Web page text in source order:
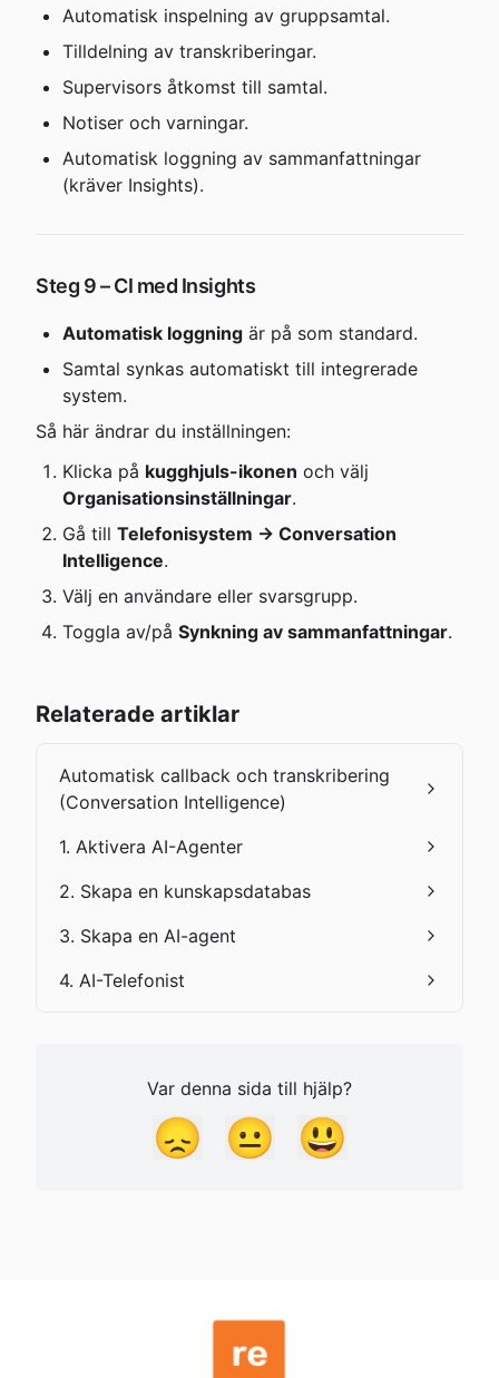
Automatisk inspelning av gruppsamtal.
Tilldelning av transkriberingar.
Supervisors åtkomst till samtal.
Notiser och varningar.
Automatisk loggning av sammanfattningar
(kräver Insights).
Steg 9 – CI med Insights
Automatisk loggning är på som standard.
Samtal synkas automatiskt till integrerade
system.
Så här ändrar du inställningen:
Klicka på kugghjuls-ikonen och välj
Organisationsinställningar.
Gå till Telefonisystem → Conversation
Intelligence.
Välj en användare eller svarsgrupp.
Toggla av/på Synkning av sammanfattningar.
Relaterade artiklar
Automatisk callback och transkribering
(Conversation Intelligence)
1. Aktivera AI-Agenter
2. Skapa en kunskapsdatabas
3. Skapa en AI-agent
4. AI-Telefonist
Var denna sida till hjälp?
😞 😐 😃